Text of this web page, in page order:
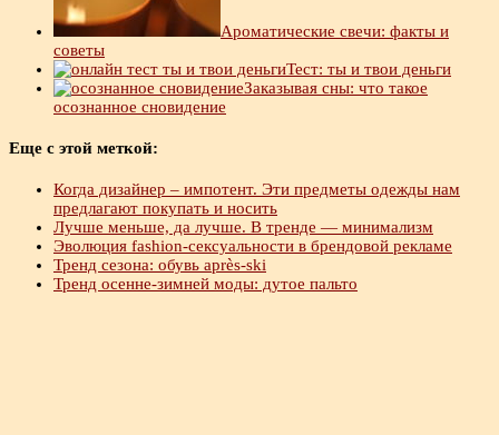
Ароматические свечи: факты и
советы
Тест: ты и твои деньги
Заказывая сны: что такое
осознанное сновидение
Еще с этой меткой:
Когда дизайнер – импотент. Эти предметы одежды нам
предлагают покупать и носить
Лучше меньше, да лучше. В тренде — минимализм
Эволюция fashion-сексуальности в брендовой рекламе
Тренд сезона: обувь après-ski
Тренд осенне-зимней моды: дутое пальто